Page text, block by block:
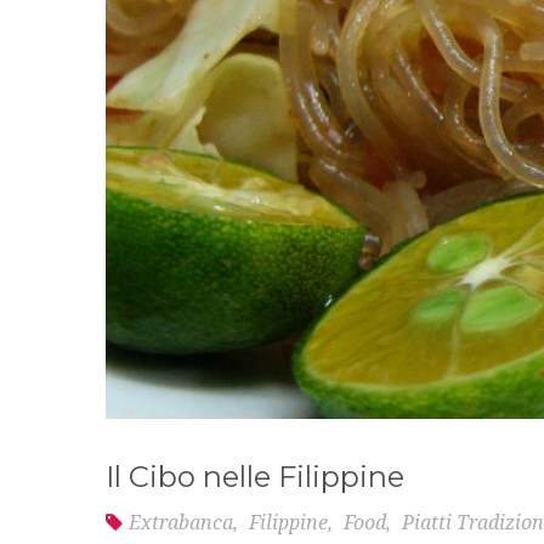
Il Cibo nelle Filippine
Extrabanca, Filippine, Food, Piatti